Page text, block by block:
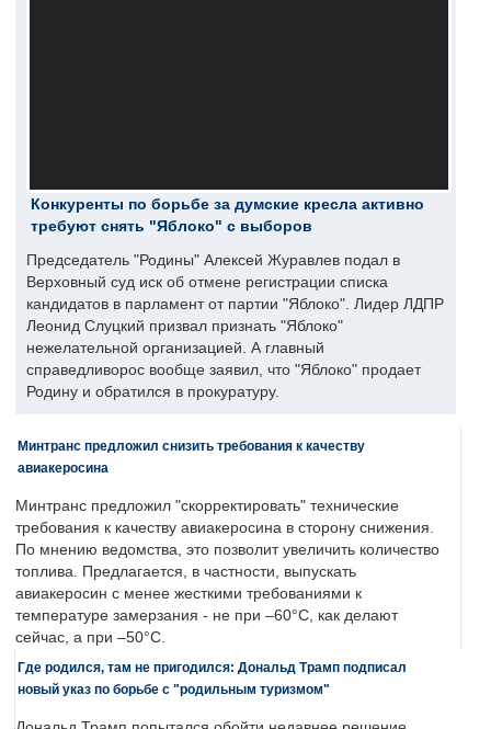
Конкуренты по борьбе за думские кресла активно
требуют снять "Яблоко" с выборов
Председатель "Родины" Алексей Журавлев подал в
Верховный суд иск об отмене регистрации списка
кандидатов в парламент от партии "Яблоко". Лидер ЛДПР
Леонид Слуцкий призвал признать "Яблоко"
нежелательной организацией. А главный
справедливорос вообще заявил, что "Яблоко" продает
Родину и обратился в прокуратуру.
Минтранс предложил снизить требования к качеству
авиакеросина
Минтранс предложил "скорректировать" технические
требования к качеству авиакеросина в сторону снижения.
По мнению ведомства, это позволит увеличить количество
топлива. Предлагается, в частности, выпускать
авиакеросин с менее жесткими требованиями к
температуре замерзания - не при –60°C, как делают
сейчас, а при –50°C.
Где родился, там не пригодился: Дональд Трамп подписал
новый указ по борьбе с "родильным туризмом"